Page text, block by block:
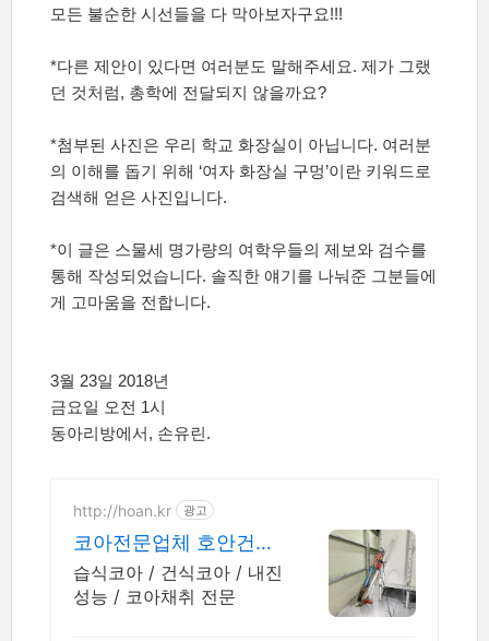
모든 불순한 시선들을 다 막아보자구요!!!
*다른 제안이 있다면 여러분도 말해주세요. 제가 그랬
던 것처럼, 총학에 전달되지 않을까요?
*첨부된 사진은 우리 학교 화장실이 아닙니다. 여러분
의 이해를 돕기 위해 ‘여자 화장실 구멍’이란 키워드로
검색해 얻은 사진입니다.
*이 글은 스물세 명가량의 여학우들의 제보와 검수를
통해 작성되었습니다. 솔직한 얘기를 나눠준 그분들에
게 고마움을 전합니다.
3월 23일 2018년
금요일 오전 1시
동아리방에서 , 손유린 .
http://hoan.kr 광고
코아전문업체 호안건설
ENG 코아, 컷팅, 구조물
해체
습식코아 / 건식코아 / 내진
성능 / 코아채취 전문